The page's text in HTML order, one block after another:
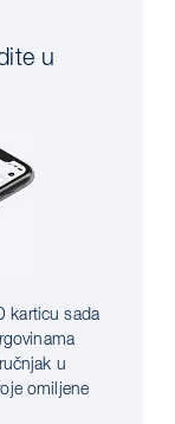
u
karticu sada
u
omiljene